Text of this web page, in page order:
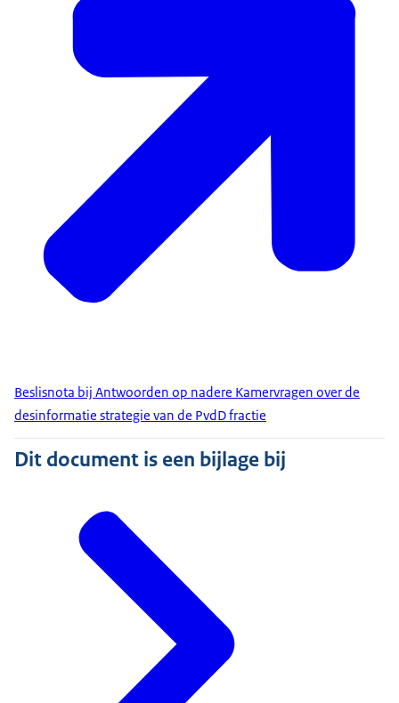
Beslisnota bij Antwoorden op nadere Kamervragen over de
desinformatie strategie van de PvdD fractie
Dit document is een bijlage bij